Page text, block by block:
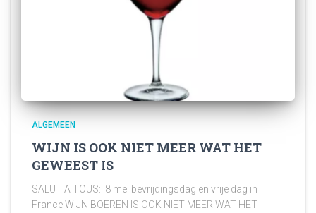
ALGEMEEN
WIJN IS OOK NIET MEER WAT HET
GEWEEST IS
SALUT A TOUS: 8 mei bevrijdingsdag en vrije dag in
France WIJN BOEREN IS OOK NIET MEER WAT HET